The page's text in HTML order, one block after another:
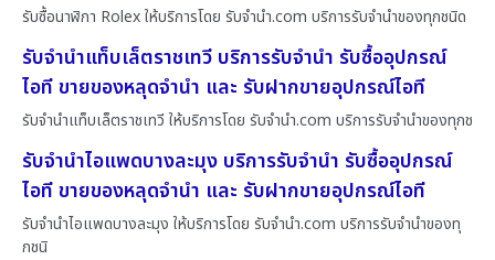
รับซื้อนาฬิกา Rolex ให้บริการโดย รับจํานํา.com บริการรับจำนำของทุกชนิด
รับจำนำแท็บเล็ตราชเทวี บริการรับจำนำ รับซื้ออุปกรณ์
ไอที ขายของหลุดจำนำ และ รับฝากขายอุปกรณ์ไอที
รับจำนำแท็บเล็ตราชเทวี ให้บริการโดย รับจํานํา.com บริการรับจำนำของทุกช
รับจำนำไอแพดบางละมุง บริการรับจำนำ รับซื้ออุปกรณ์
ไอที ขายของหลุดจำนำ และ รับฝากขายอุปกรณ์ไอที
รับจำนำไอแพดบางละมุง ให้บริการโดย รับจํานํา.com บริการรับจำนำของทุ
กชนิ